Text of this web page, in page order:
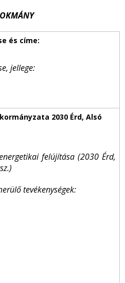
jellege:
felújítása(2030 Érd,
tevékenységek: